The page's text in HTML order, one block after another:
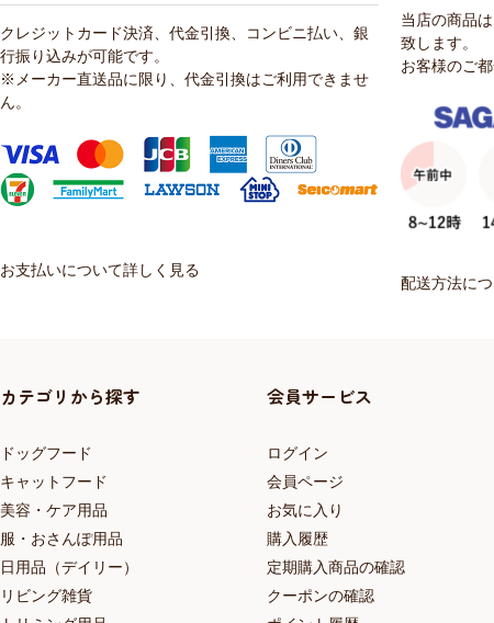
クレジットカード決済、代金引換、コンビニ払い、銀
行振り込みが可能です。
※メーカー直送品に限り、代金引換はご利用できませ
ん。
お支払いについて詳しく見る
当店の商品
致します。
お客様のご
配送方法に
カテゴリから探す
ドッグフード
キャットフード
美容・ケア用品
服・おさんぽ用品
日用品（デイリー）
リビング雑貨
会員サービス
ログイン
会員ページ
お気に入り
購入履歴
定期購入商品の確認
クーポンの確認